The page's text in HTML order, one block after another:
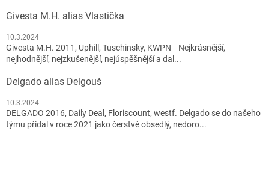
Givesta M.H. alias Vlastička
10.3.2024
Givesta M.H. 2011, Uphill, Tuschinsky, KWPN Nejkrásnější,
nejhodnější, nejzkušenější, nejúspěšnější a dal...
Delgado alias Delgouš
10.3.2024
DELGADO 2016, Daily Deal, Floriscount, westf. Delgado se do našeho
týmu přidal v roce 2021 jako čerstvě obsedlý, nedoro...